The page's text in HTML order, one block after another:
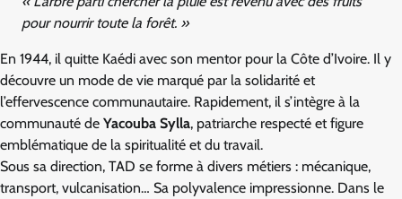
pour nourrir toute la forêt. »
En 1944, il quitte Kaédi avec son mentor pour la Côte d’Ivoire. Il y
découvre un mode de vie marqué par la solidarité et
l’effervescence communautaire. Rapidement, il s’intègre à la
communauté de Yacouba Sylla, patriarche respecté et figure
emblématique de la spiritualité et du travail.
Sous sa direction, TAD se forme à divers métiers : mécanique,
transport, vulcanisation… Sa polyvalence impressionne. Dans le